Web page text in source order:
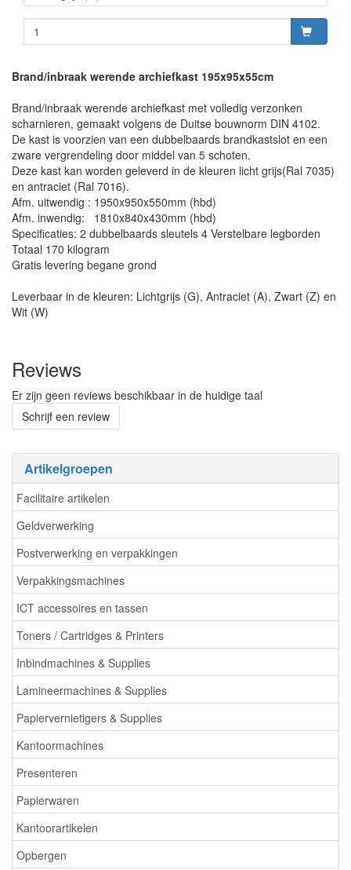
Artikelgroepen
Facilitaire artikelen
Geldverwerking
Postverwerking en verpakkingen
Verpakkingsmachines
ICT accessoires en tassen
Toners / Cartridges & Printers
Inbindmachines & Supplies
Lamineermachines & Supplies
Papiervernietigers & Supplies
Kantoormachines
Presenteren
Papierwaren
Kantoorartikelen
Opbergen
Brand/inbraak werende archiefkast 195x95x55cm
Brand/inbraak werende archiefkast met volledig verzonken
scharnieren, gemaakt volgens de Duitse bouwnorm DIN 4102.
De kast is voorzien van een dubbelbaards brandkastslot en een
zware vergrendeling door middel van 5 schoten.
Deze kast kan worden geleverd in de kleuren licht grijs(Ral 7035)
en antraciet (Ral 7016).
Afm. uitwendig : 1950x950x550mm (hbd)
Afm. inwendig: 1810x840x430mm (hbd)
Specificaties: 2 dubbelbaards sleutels 4 Verstelbare legborden
Totaal 170 kilogram
Gratis levering begane grond
Leverbaar in de kleuren: Lichtgrijs (G), Antraciet (A), Zwart (Z) en
Wit (W)
Reviews
Er zijn geen reviews beschikbaar in de huidige taal
Schrijf een review